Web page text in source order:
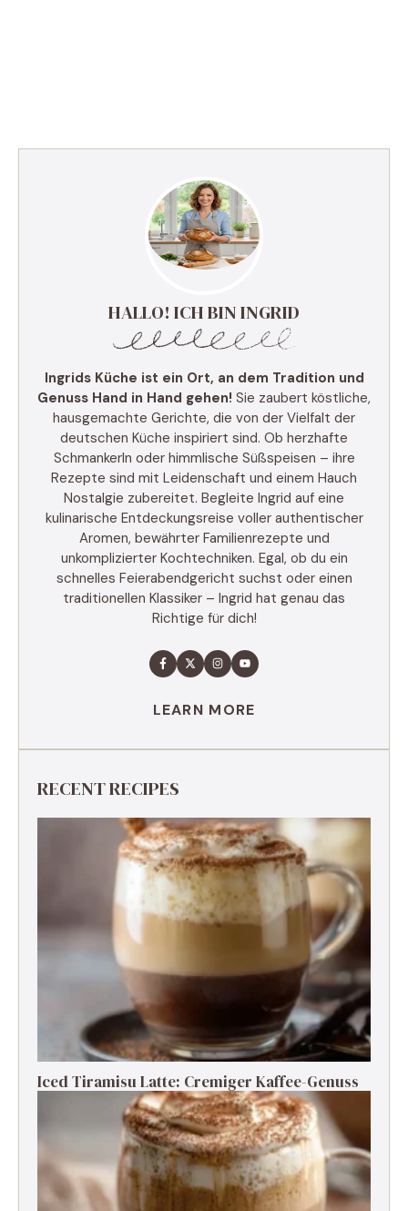
HALLO! ICH BIN INGRID
Ingrids Küche ist ein Ort, an dem Tradition und
Genuss Hand in Hand gehen! Sie zaubert köstliche,
hausgemachte Gerichte, die von der Vielfalt der
deutschen Küche inspiriert sind. Ob herzhafte
Schmankerln oder himmlische Süßspeisen – ihre
Rezepte sind mit Leidenschaft und einem Hauch
Nostalgie zubereitet. Begleite Ingrid auf eine
kulinarische Entdeckungsreise voller authentischer
Aromen, bewährter Familienrezepte und
unkomplizierter Kochtechniken. Egal, ob du ein
schnelles Feierabendgericht suchst oder einen
traditionellen Klassiker – Ingrid hat genau das
Richtige für dich!
LEARN MORE
RECENT RECIPES
Iced Tiramisu Latte: Cremiger Kaffee-Genuss